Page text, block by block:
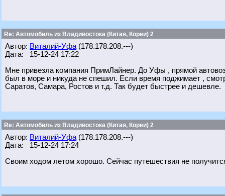
Re: Автомобиль из Владивостока (Китая, Кореи) 2
Автор: Виталий-Уфа (178.178.208.---)
Дата: 15-12-24 17:22
Мне привезла компания ПримЛайнер. До Уфы , прямой
был в море и никуда не спешил. Если время поджимает ,
Саратов, Самара, Ростов и т.д. Так будет быстрее и дешевле.
Re: Автомобиль из Владивостока (Китая, Кореи) 2
Автор: Виталий-Уфа (178.178.208.---)
Дата: 15-12-24 17:24
Своим ходом летом хорошо. Сейчас путешествия не